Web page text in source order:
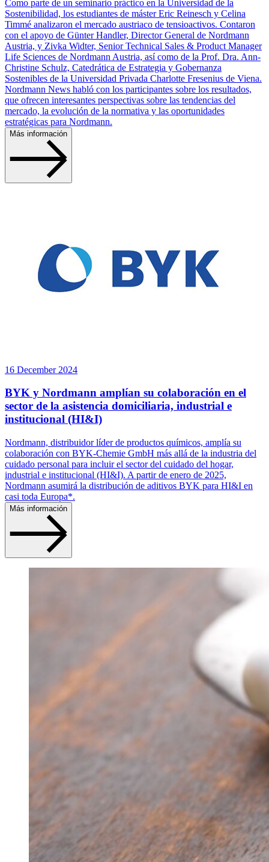
Como parte de un seminario práctico en la Universidad de la
Sostenibilidad, los estudiantes de máster Eric Reinesch y Celina
Timmé analizaron el mercado austriaco de tensioactivos. Contaron
con el apoyo de Günter Handler, Director General de Nordmann
Austria, y Zivka Widter, Senior Technical Sales & Product Manager
Life Sciences de Nordmann Austria, así como de la Prof. Dra. Ann-
Christine Schulz, Catedrática de Estrategia y Gobernanza
Sostenibles de la Universidad Privada Charlotte Fresenius de Viena.
Nordmann News habló con los participantes sobre los resultados,
que ofrecen interesantes perspectivas sobre las tendencias del
mercado, la evolución de la normativa y las oportunidades
estratégicas para Nordmann.
Más información
16 December 2024
BYK y Nordmann amplían su colaboración en el
sector de la asistencia domiciliaria, industrial e
institucional (HI&I)
Nordmann, distribuidor líder de productos químicos, amplía su
colaboración con BYK-Chemie GmbH más allá de la industria del
cuidado personal para incluir el sector del cuidado del hogar,
industrial e institucional (HI&I). A partir de enero de 2025,
Nordmann asumirá la distribución de aditivos BYK para HI&I en
casi toda Europa*.
Más información